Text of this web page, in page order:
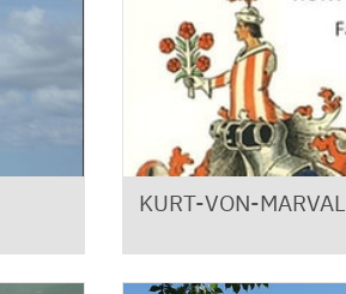
KURT-VON-MARVAL